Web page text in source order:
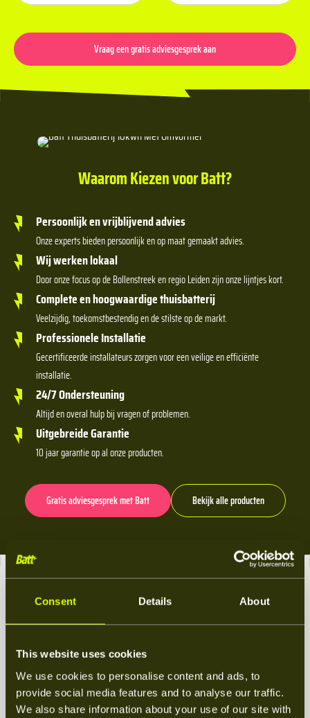
Consent Details About
This website uses cookies
We use cookies to personalise content and ads, to
provide social media features and to analyse our traffic.
We also share information about your use of our site with
Vraag een gratis adviesgesprek aan
Waarom Kiezen voor Batt?
Persoonlijk en vrijblijvend advies
Onze experts bieden persoonlijk en op maat gemaakt advies.
Wij werken lokaal
Door onze focus op de Bollenstreek en regio Leiden zijn onze lijntjes kort.
Complete en hoogwaardige thuisbatterij
Veelzijdig, toekomstbestendig en de stilste op de markt.
Professionele Installatie
Gecertificeerde installateurs zorgen voor een veilige en efficiënte
installatie.
24/7 Ondersteuning
Altijd en overal hulp bij vragen of problemen.
Uitgebreide Garantie
10 jaar garantie op al onze producten.
Gratis adviesgesprek met Batt Bekijk alle producten
Van advies tot actie:
Dit kan je verwachten van Batt
Stap 1 Stap 2